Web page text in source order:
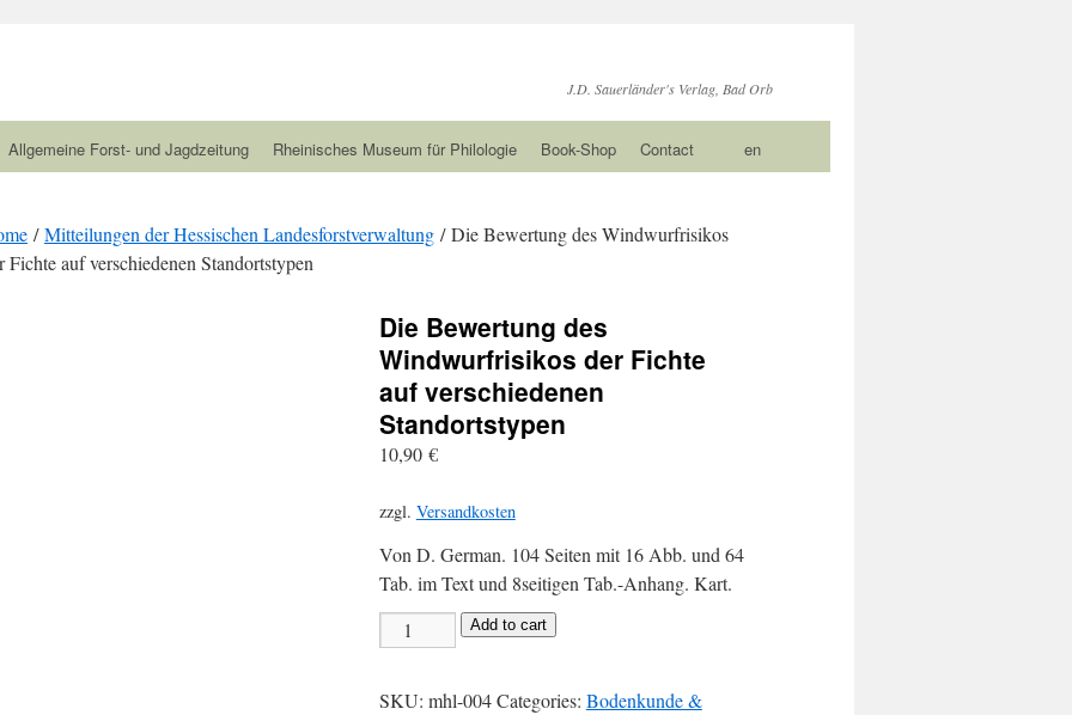
J.D. Sauerländer's Verlag, Bad Orb
Allgemeine Forst- und Jagdzeitung Rheinisches Museum für Philologie Book-Shop Contact en
/Mitteilungen der Hessischen Landesforstverwaltung / Die Bewertung des Windwurfrisikos
Fichte auf verschiedenen Standortstypen
Die Bewertung des
Windwurfrisikos der Fichte
auf verschiedenen
Standortstypen
10,90 €
zzgl. Versandkosten
Von D. German. 104 Seiten mit 16 Abb. und 64
Tab. im Text und 8seitigen Tab.-Anhang. Kart.
Add to cart
SKU: mhl-004Categories: Bodenkunde &